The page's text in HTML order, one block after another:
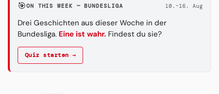
🎯ON THIS WEEK — BUNDESLIGA 10.–16. Aug
Drei Geschichten aus dieser Woche in der
Bundesliga. Eine ist wahr. Findest du sie?
Quiz starten →